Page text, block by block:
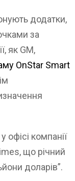
додатки,
за
як GM,
OnStar Smart
компанії
що річний
доларів”.